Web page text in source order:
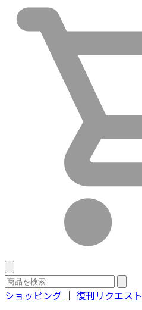
ショッピング ｜ 復刊リクエスト